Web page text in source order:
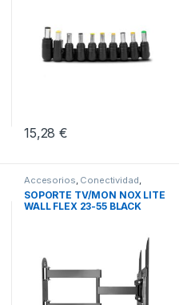
15,28€
Accesorios, Conectividad,
Soportes TV
SOPORTE TV/MON NOX LITE
WALL FLEX 23-55 BLACK